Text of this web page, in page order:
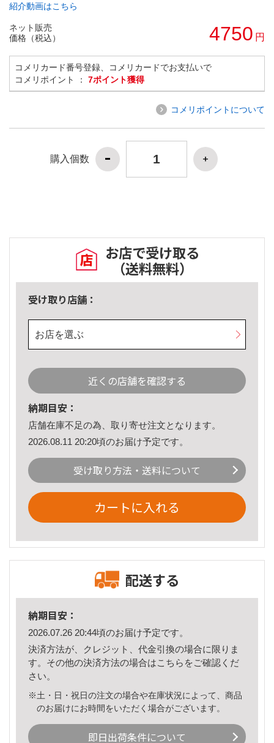
紹介動画はこちら
ネット販売
価格（税込）
4750 円
コメリカード番号登録、コメリカードでお支払いで
コメリポイント ： 7ポイント獲得
コメリポイントについて
購入個数
お店で受け取る
（送料無料）
受け取り店舗：
お店を選ぶ
近くの店舗を確認する
納期目安：
店舗在庫不足の為、取り寄せ注文となります。
2026.08.11 20:20頃のお届け予定です。
受け取り方法・送料について
カートに入れる
配送する
納期目安：
2026.07.26 20:44頃のお届け予定です。
決済方法が、クレジット、代金引換の場合に限りま
す。その他の決済方法の場合はこちら をご確認くだ
さい。
※土・日・祝日の注文の場合や在庫状況によって、商品
のお届けにお時間をいただく場合がございます。
即日出荷条件について